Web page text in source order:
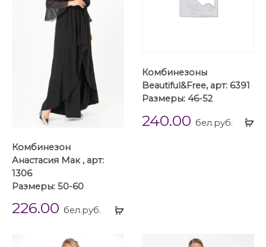
Выбрать
Комбинезон
Анастасия Мак , арт:
1306
Размеры: 50-60
226.00 бел.руб.
Комбинезоны
Beautiful&Free, арт: 6391
Размеры: 46-52
240.00 бел.руб.